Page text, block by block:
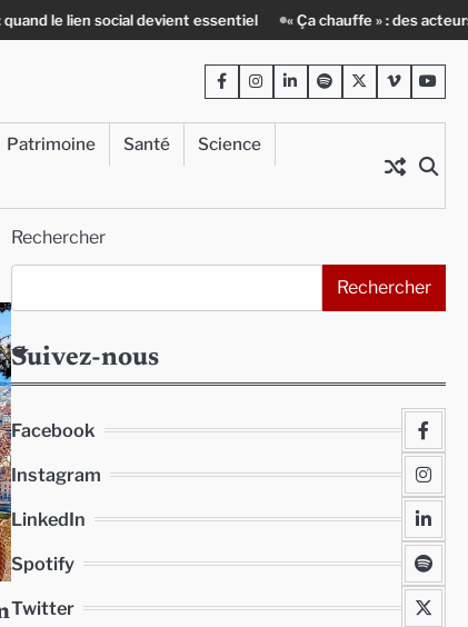
devient essentiel « Ça chauffe » : des acteurs du
Facebook
Instagram
LinkedInSpotifyTwitterViméo
Patrimoine Santé
Science
Rechercher
Rechercher
Suivez-nous
Facebook
Instagram
LinkedIn
Spotify
Twitter